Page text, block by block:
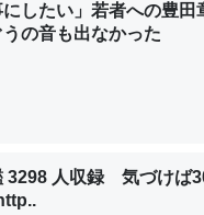
ないのか。知らんかった
昆虫学の大問題＝「昆虫はな
にしたい」若者への豊田
の音も出なかった
3298 人収録 気づけば